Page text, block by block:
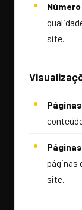
site.
páginas
site.